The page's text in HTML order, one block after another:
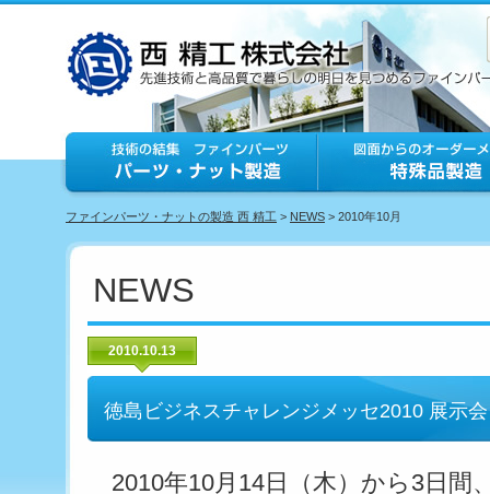
ファインパーツ・ナットの製造 西 精工 > NEWS > 2010年10月
NEWS
2010.10.13
徳島ビジネスチャレンジメッセ2010 展示
2010年10月14日（木）から3日間